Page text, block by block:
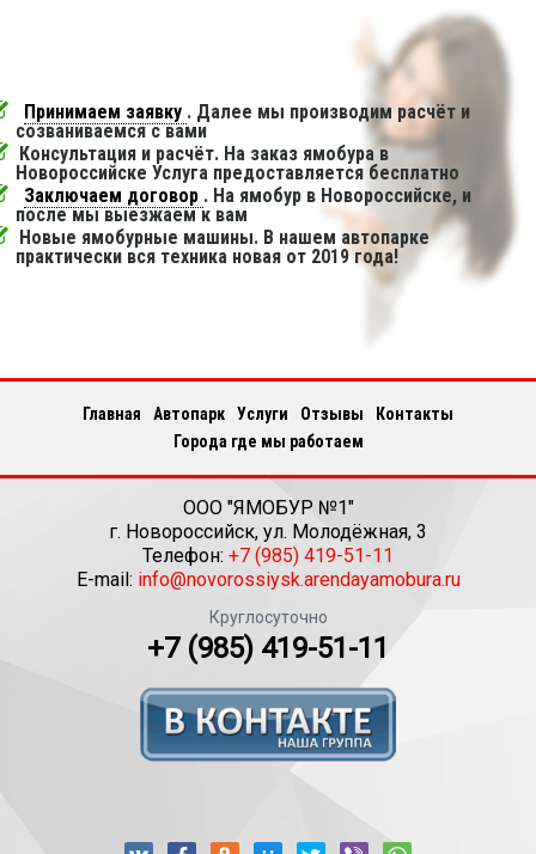
Принимаем заявку . Далее мы производим расчёт и
созваниваемся с вами
Консультация и расчёт. На заказ ямобура в
Новороссийске Услуга предоставляется бесплатно
Заключаем договор . На ямобур в Новороссийске, и
после мы выезжаем к вам
Новые ямобурные машины. В нашем автопарке
практически вся техника новая от 2019 года!
Главная Автопарк Услуги Отзывы
Контакты
Города где мы работаем
ООО "ЯМОБУР №1"
г. Новороссийск, ул. Молодёжная, 3
Телефон: +7 (985) 419-51-11
E-mail: info@novorossiysk.arendayamobura.ru
Круглосуточно
+7 (985) 419-51-11